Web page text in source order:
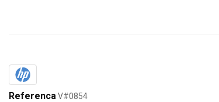
Referenca V#0854